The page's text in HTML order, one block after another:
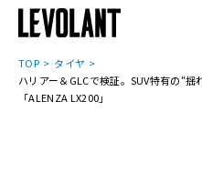
TOP
タイヤ
ハリアー＆GLCで検証。SUV特有の“
「ALENZA LX200」